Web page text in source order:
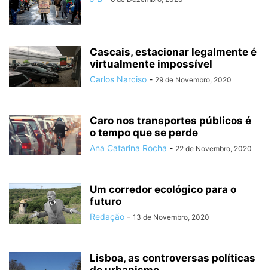
Cascais, estacionar legalmente é
virtualmente impossível
Carlos Narciso - 29 de Novembro, 2020
Caro nos transportes públicos é
o tempo que se perde
Ana Catarina Rocha - 22 de Novembro, 2020
Um corredor ecológico para o
futuro
Redação - 13 de Novembro, 2020
Lisboa, as controversas políticas